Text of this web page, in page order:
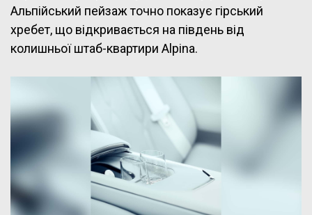
Альпійський пейзаж точно показує гірський
хребет, що відкривається на південь від
колишньої штаб-квартири Alpina.